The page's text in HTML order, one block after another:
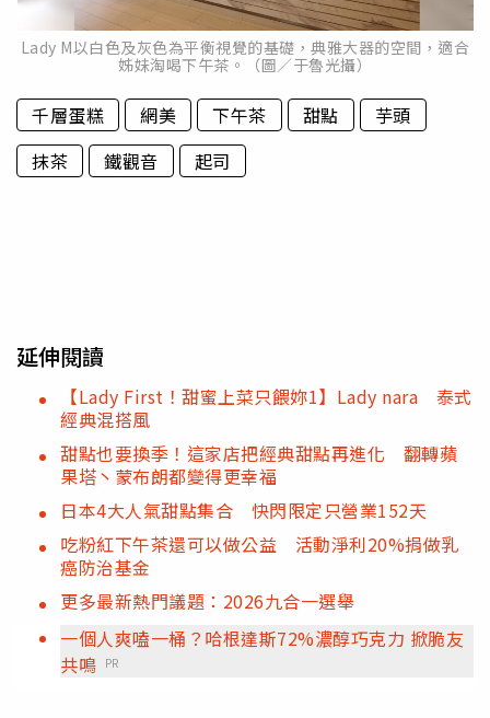
Lady M以白色及灰色為平衡視覺的基礎，典雅大器的空間，適合
姊妹淘喝下午茶。（圖／于魯光攝）
千層蛋糕 網美 下午茶 甜點
芋頭
抹茶
鐵觀音 起司
延伸閱讀
【Lady First！甜蜜上菜只餵妳1】Lady nara 泰式
經典混搭風
甜點也要換季！這家店把經典甜點再進化 翻轉蘋
果塔丶蒙布朗都變得更幸福
日本4大人氣甜點集合 快閃限定只營業152天
吃粉紅下午茶還可以做公益 活動淨利20%捐做乳
癌防治基金
更多最新熱門議題：2026九合一選舉
一個人爽嗑一桶？哈根達斯72%濃醇巧克力 掀脆友
共鳴 PR